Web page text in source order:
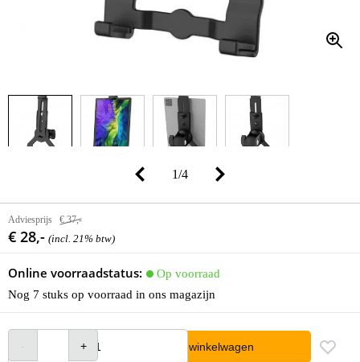
1/4
Adviesprijs € 37,-
€ 28,- (incl. 21% btw)
Online voorraadstatus:
Op voorraad
Nog 7 stuks op voorraad in ons magazijn
In winkelwagen